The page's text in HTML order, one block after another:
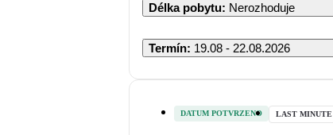
Délka pobytu: Nerozhoduje
Termín: 19.08 - 22.08.2026
DATUM POTVRZENO LAST MINUTE